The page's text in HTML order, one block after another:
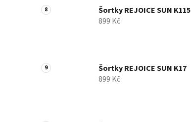
Šortky REJOICE SUN K115
899 Kč
Šortky REJOICE SUN K17
899 Kč